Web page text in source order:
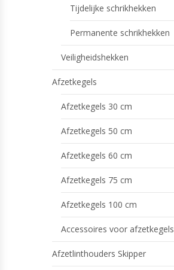
Tijdelijke schrikhekken
Permanente schrikhekken
Veiligheidshekken
Afzetkegels
Afzetkegels 30 cm
Afzetkegels 50 cm
Afzetkegels 60 cm
Afzetkegels 75 cm
Afzetkegels 100 cm
Accessoires voor afzetkegels
Afzetlinthouders Skipper